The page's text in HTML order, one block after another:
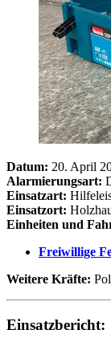
Datum: 20. April
Alarmierungsart:
Einsatzart:
Einsatzort:
Einheiten und
Freiwillige
Weitere Kräfte:
Einsatzbericht: